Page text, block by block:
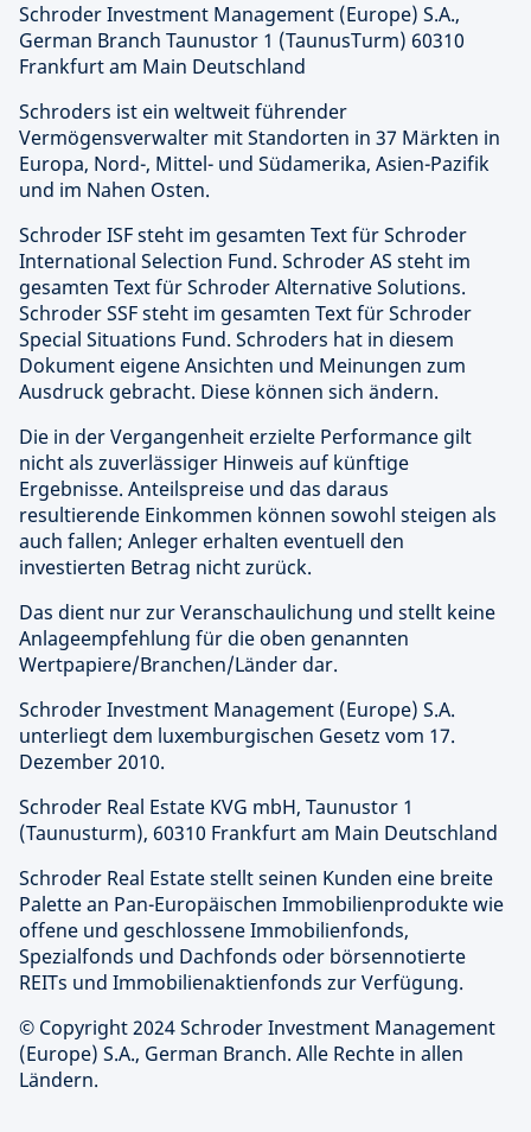
Schroder Investment Management (Europe) S.A.,
German Branch Taunustor 1 (TaunusTurm) 60310
Frankfurt am Main Deutschland
Schroders ist ein weltweit führender
Vermögensverwalter mit Standorten in 37 Märkten in
Europa, Nord-, Mittel- und Südamerika, Asien-Pazifik
und im Nahen Osten.
Schroder ISF steht im gesamten Text für Schroder
International Selection Fund. Schroder AS steht im
gesamten Text für Schroder Alternative Solutions.
Schroder SSF steht im gesamten Text für Schroder
Special Situations Fund. Schroders hat in diesem
Dokument eigene Ansichten und Meinungen zum
Ausdruck gebracht. Diese können sich ändern.
Die in der Vergangenheit erzielte Performance gilt
nicht als zuverlässiger Hinweis auf künftige
Ergebnisse. Anteilspreise und das daraus
resultierende Einkommen können sowohl steigen als
auch fallen; Anleger erhalten eventuell den
investierten Betrag nicht zurück.
Das dient nur zur Veranschaulichung und stellt keine
Anlageempfehlung für die oben genannten
Wertpapiere/Branchen/Länder dar.
Schroder Investment Management (Europe) S.A.
unterliegt dem luxemburgischen Gesetz vom 17.
Dezember 2010.
Schroder Real Estate KVG mbH, Taunustor 1
(Taunusturm), 60310 Frankfurt am Main Deutschland
Schroder Real Estate stellt seinen Kunden eine breite
Palette an Pan-Europäischen Immobilienprodukte wie
offene und geschlossene Immobilienfonds,
Spezialfonds und Dachfonds oder börsennotierte
REITs und Immobilienaktienfonds zur Verfügung.
© Copyright 2024 Schroder Investment Management
(Europe) S.A., German Branch. Alle Rechte in allen
Ländern.